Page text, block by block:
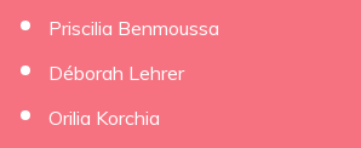
Priscilia Benmoussa
Déborah Lehrer
Orilia Korchia